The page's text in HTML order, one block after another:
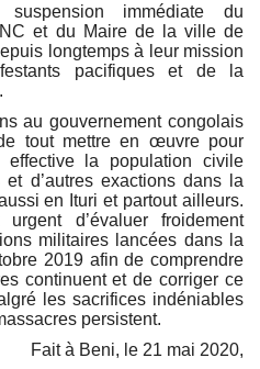
immédiate du
et du Maire de la ville de
longtemps à leur mission
pacifiques et de la
au gouvernement congolais
tout mettre en œuvre pour
effective la population civile
d’autres exactions dans la
en Ituri et partout ailleurs.
d’évaluer froidement
militaires lancées dans la
2019 afin de comprendre
continuent et de corriger ce
les sacrifices indéniables
persistent.
Fait à Beni, le 21 mai 2020,